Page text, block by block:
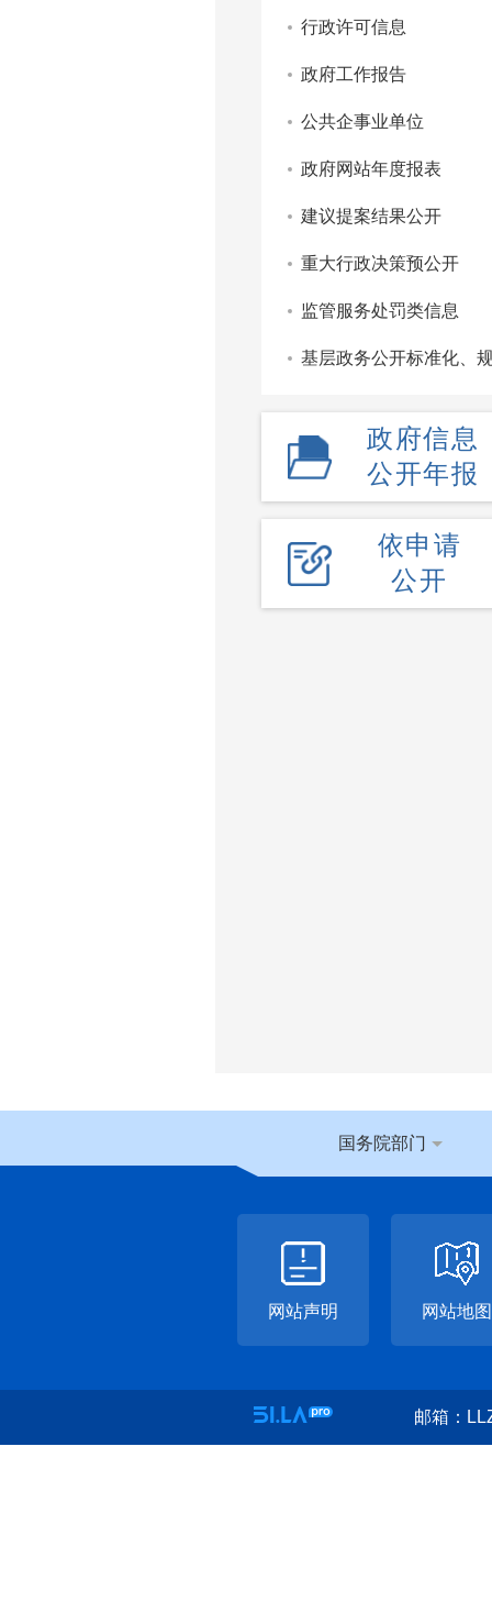
行政许可信息
政府工作报告
公共企事业单位
政府网站年度报表
建议提案结果公开
重大行政决策预公开
监管服务处罚类信息
基层政务公开标准化、
政府信息
公开年报
依申请
公开
国务院部门
网站声明 网站地图
邮箱：